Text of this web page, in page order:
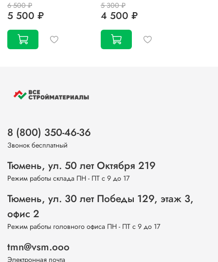
6 500 ₽
5 500 ₽
5 300 ₽
4 500 ₽
8 (800) 350-46-36
Звонок бесплатный
Тюмень, ул. 50 лет Октября 219
Режим работы склада ПН - ПТ с 9 до 17
Тюмень, ул. 30 лет Победы 129, этаж 3,
офис 2
Режим работы головного офиса ПН - ПТ с 9 до 17
tmn@vsm.ooo
Электронная почта